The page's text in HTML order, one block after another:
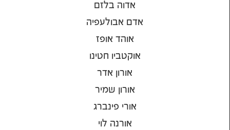
אדוה בלזם
אדם אבולעפיה
אוהד אופז
אוקטביו חטינו
אורון אדר
אורון שמיר
אורי פינברג
אורנה לוי